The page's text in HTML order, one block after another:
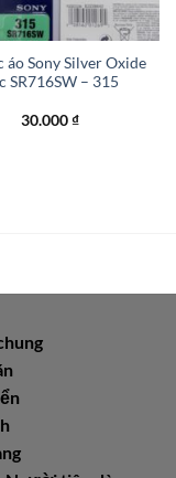
áo Sony Silver Oxide
SR716SW – 315
30.000₫